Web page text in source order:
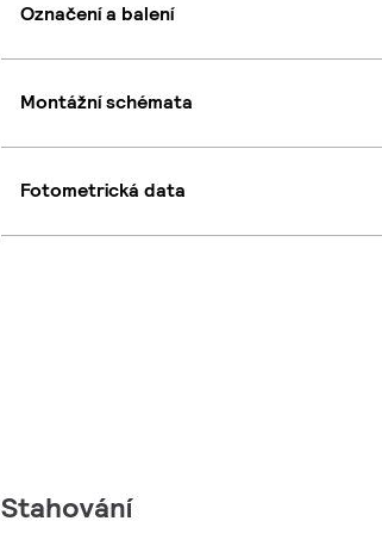
Označení a balení
Montážní schémata
Fotometrická data
Stahování